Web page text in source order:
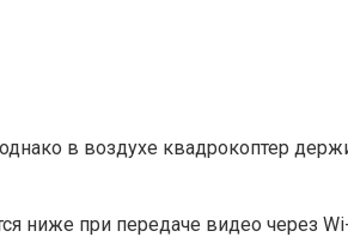
в воздухе квадрокоптер
ниже при передаче видео через